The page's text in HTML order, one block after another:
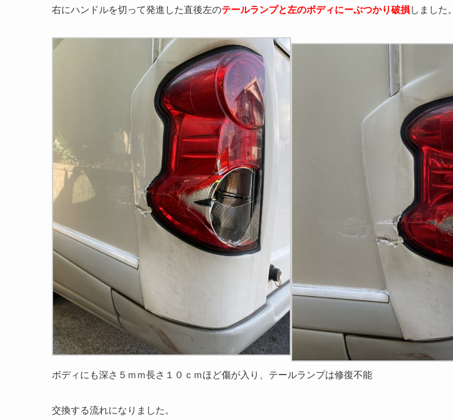
右にハンドルを切って発進した直後左のテールランプと左のボディにーぶつかり破損 しました。
ボディにも深さ５ｍｍ長さ１０ｃｍほど傷が入り、テールランプは修復不能
交換する流れになりました。